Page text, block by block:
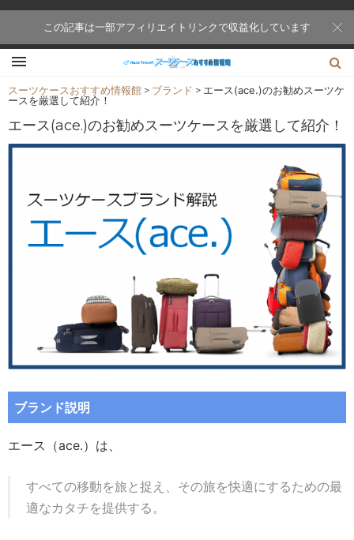
この記事は一部アフィリエイトリンクで収益化しています
スーツケースおすすめ情報館 > ブランド > エース(ace.)のお勧めスーツケ
ースを厳選して紹介！
エース(ace.)のお勧めスーツケースを厳選して紹介！
ブランド説明
エース（ace.）は、
すべての移動を旅と捉え、その旅を快適にするための最
適なカタチを提供する。